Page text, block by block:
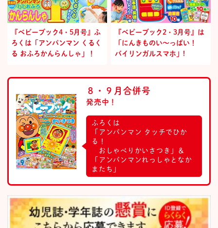
『ベビーブック4・5月号』ふ
ろくは「アンパンマン くるく
る おふろかんらんしゃ」！
『ベビーブック2・3月号』は
「にんきものい～っぱい！
バイリンガルスマホ」!
８・９月合併号
発売中！
ふろくは
「アンパンマン タッチでひか
る！
おしゃべりかいさつき」＆
「アンパンマンれっしゃとなか
またち」